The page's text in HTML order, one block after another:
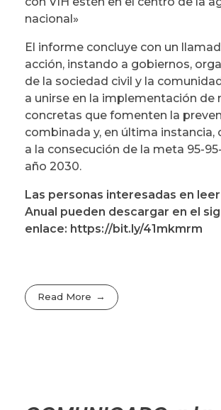
nacional»
El informe concluye con un
acción, instando a gobiernos,
de la sociedad civil y la
a unirse en la implementación de
concretas que fomenten la
combinada y, en última instancia,
a la consecución de la meta 95-
año 2030.
Las personas interesadas en
Anual pueden descargar en el
enlace: https://bit.ly/41mkmrm
Read More